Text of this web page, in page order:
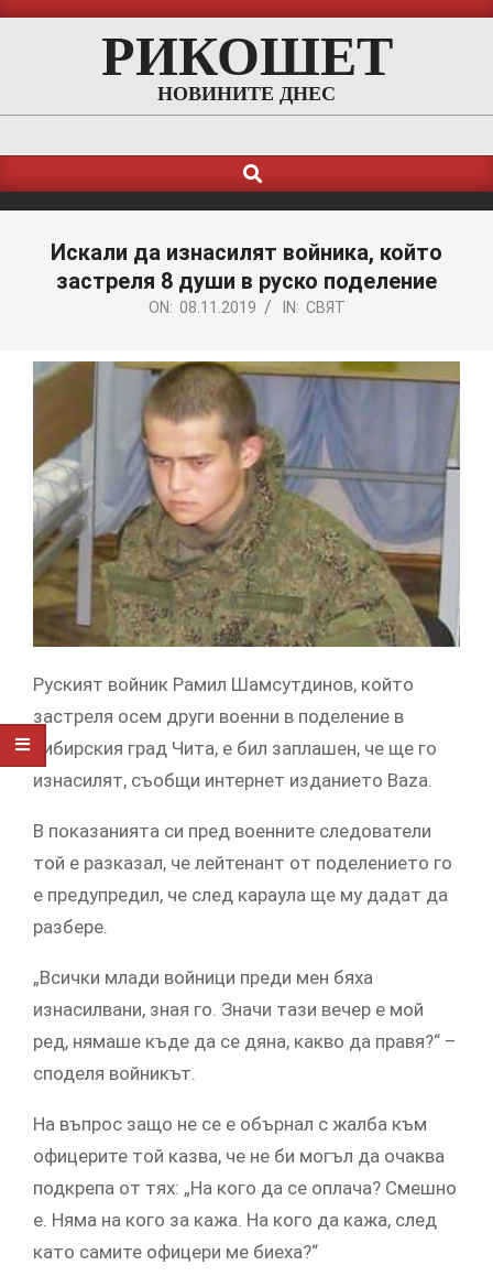
Skip
РИКОШЕТ
НОВИНИТЕ ДНЕС
Navigation
Search
Искали да изнасилят войника, който
застреля 8 души в руско поделение
ON: 08.11.2019 IN: СВЯТ
Руският войник Рамил Шамсутдинов, който
застреля осем други военни в поделение в
сибирския град Чита, е бил заплашен, че ще го
изнасилят, съобщи интернет изданието Baza.
В показанията си пред военните следователи
той е разказал, че лейтенант от поделението го
е предупредил, че след караула ще му дадат да
разбере.
„Всички млади войници преди мен бяха
изнасилвани, зная го. Значи тази вечер е мой
ред, нямаше къде да се дяна, какво да правя?“ –
споделя войникът.
На въпрос защо не се е обърнал с жалба към
офицерите той казва, че не би могъл да очаква
подкрепа от тях: „На кого да се оплача? Смешно
е. Няма на кого за кажа. На кого да кажа, след
като самите офицери ме биеха?“